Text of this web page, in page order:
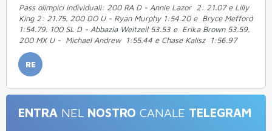
Pass olimpici individuali: 200 RA D - Annie Lazor 2: 21.07 e Lilly
King 2: 21.75. 200 DO U - Ryan Murphy 1:54.20 e Bryce Mefford
1:54.79. 100 SL D - Abbazia Weitzeil 53.53 e Erika Brown 53.59.
200 MX U - Michael Andrew 1:55.44 e Chase Kalisz 1:56.97
RE
ENTRA NEL NOSTRO CANALE TELEGRAM